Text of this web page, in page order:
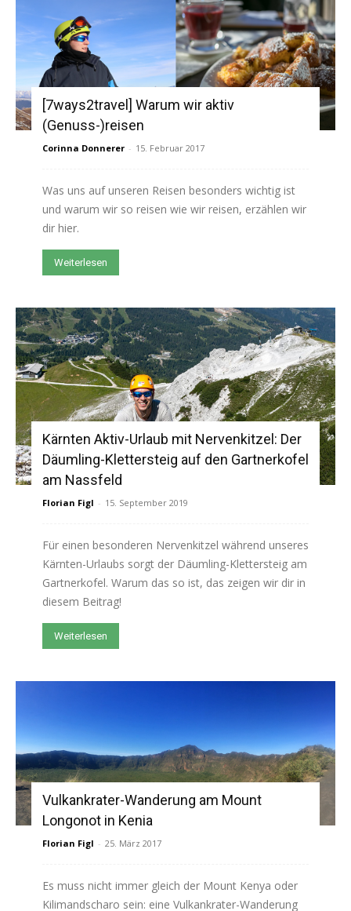
[7ways2travel] Warum wir aktiv
(Genuss-)reisen
Corinna Donnerer - 15. Februar 2017
Was uns auf unseren Reisen besonders wichtig ist
und warum wir so reisen wie wir reisen, erzählen wir
dir hier.
Weiterlesen
Kärnten Aktiv-Urlaub mit Nervenkitzel: Der
Däumling-Klettersteig auf den Gartnerkofel
am Nassfeld
Florian Figl - 15. September 2019
Für einen besonderen Nervenkitzel während unseres
Kärnten-Urlaubs sorgt der Däumling-Klettersteig am
Gartnerkofel. Warum das so ist, das zeigen wir dir in
diesem Beitrag!
Weiterlesen
Vulkankrater-Wanderung am Mount
Longonot in Kenia
Florian Figl - 25. März 2017
Es muss nicht immer gleich der Mount Kenya oder
Kilimandscharo sein: eine Vulkankrater-Wanderung